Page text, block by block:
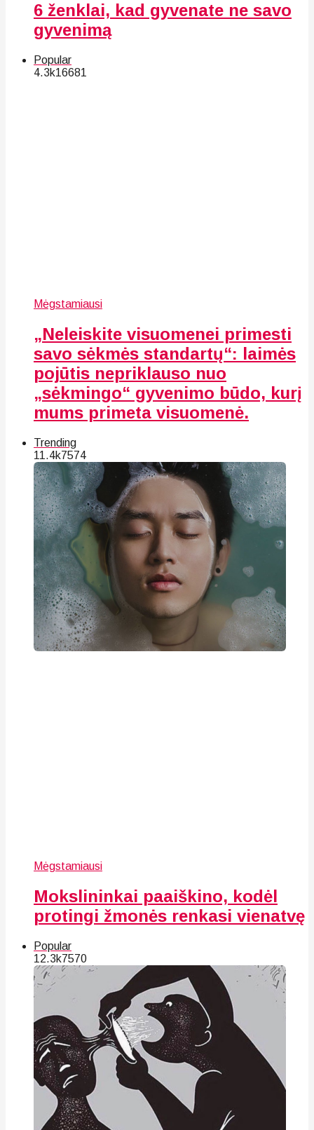
6 ženklai, kad gyvenate ne savo
gyvenimą
Popular
4.3k16681
Mėgstamiausi
„Neleiskite visuomenei primesti
savo sėkmės standartų“: laimės
pojūtis nepriklauso nuo
„sėkmingo“ gyvenimo būdo, kurį
mums primeta visuomenė.
Trending
11.4k7574
Mėgstamiausi
Mokslininkai paaiškino, kodėl
protingi žmonės renkasi vienatvę
Popular
12.3k7570